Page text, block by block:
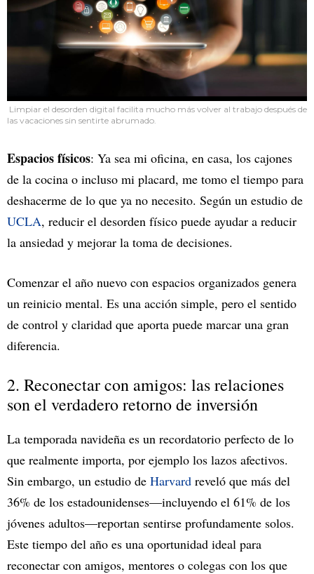
Limpiar el desorden digital facilita mucho más volver al trabajo después de
las vacaciones sin sentirte abrumado.
Espacios físicos: Ya sea mi oficina, en casa, los cajones
de la cocina o incluso mi placard, me tomo el tiempo para
deshacerme de lo que ya no necesito. Según un estudio de
UCLA, reducir el desorden físico puede ayudar a reducir
la ansiedad y mejorar la toma de decisiones.
Comenzar el año nuevo con espacios organizados genera
un reinicio mental. Es una acción simple, pero el sentido
de control y claridad que aporta puede marcar una gran
diferencia.
2. Reconectar con amigos: las relaciones
son el verdadero retorno de inversión
La temporada navideña es un recordatorio perfecto de lo
que realmente importa, por ejemplo los lazos afectivos.
Sin embargo, un estudio de Harvard reveló que más del
36% de los estadounidenses—incluyendo el 61% de los
jóvenes adultos—reportan sentirse profundamente solos.
Este tiempo del año es una oportunidad ideal para
reconectar con amigos, mentores o colegas con los que